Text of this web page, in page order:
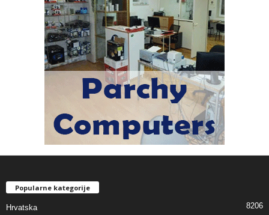
Popularne kategorije
Hrvatska 8206